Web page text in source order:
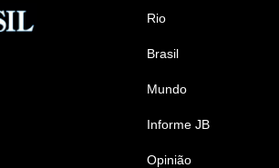
Rio
Brasil
Mundo
Informe JB
Opinião